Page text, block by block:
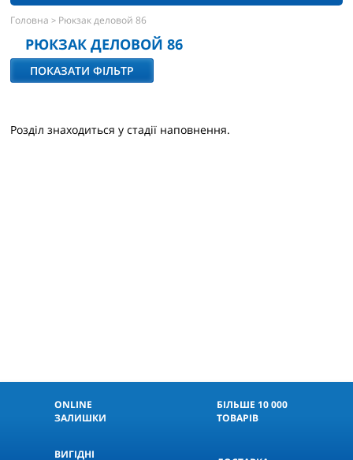
Головна > Рюкзак деловой 86
РЮКЗАК ДЕЛОВОЙ 86
ПОКАЗАТИ ФІЛЬТР
Розділ знаходиться у стадії наповнення.
ONLINE
ЗАЛИШКИ
БІЛЬШЕ 10 000
ТОВАРІВ
ВИГІДНІ